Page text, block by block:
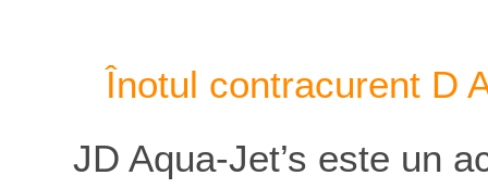
Înotul contracurent D
JD Aqua-Jet’s este un